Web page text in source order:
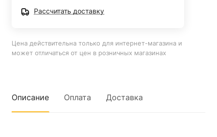
Рассчитать доставку
Цена действительна только для интернет-магазина и
может отличаться от цен в розничных магазинах
Описание Оплата Доставка